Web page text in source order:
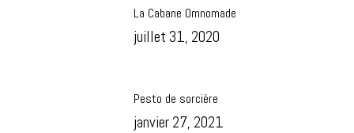
La Cabane Omnomade
juillet 31, 2020
Pesto de sorcière
janvier 27, 2021
Témoignages
Cours En Ligne
Omshoe
Contact